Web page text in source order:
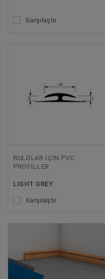
Karşılaştır
RULOLAR İÇİN PVC
PROFİLLER
LIGHT GREY
Karşılaştır